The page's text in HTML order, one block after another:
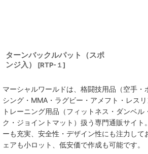
ターンバックルパット（スポ
ンジ入）
[RTP-１]
マーシャルワールドは、格闘技用品（空手・
シング・MMA・ラグビー・アメフト・レス
トレーニング用品（フィットネス・ダンベル
ク・ジョイントマット）扱う専門通販サイト
ーも充実、安全性・デザイン性にも注力して
ェアも小ロット、低安価で作成も可能です。